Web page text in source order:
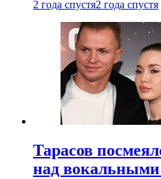
2 года спустя2 года спустя
Тарасов
над